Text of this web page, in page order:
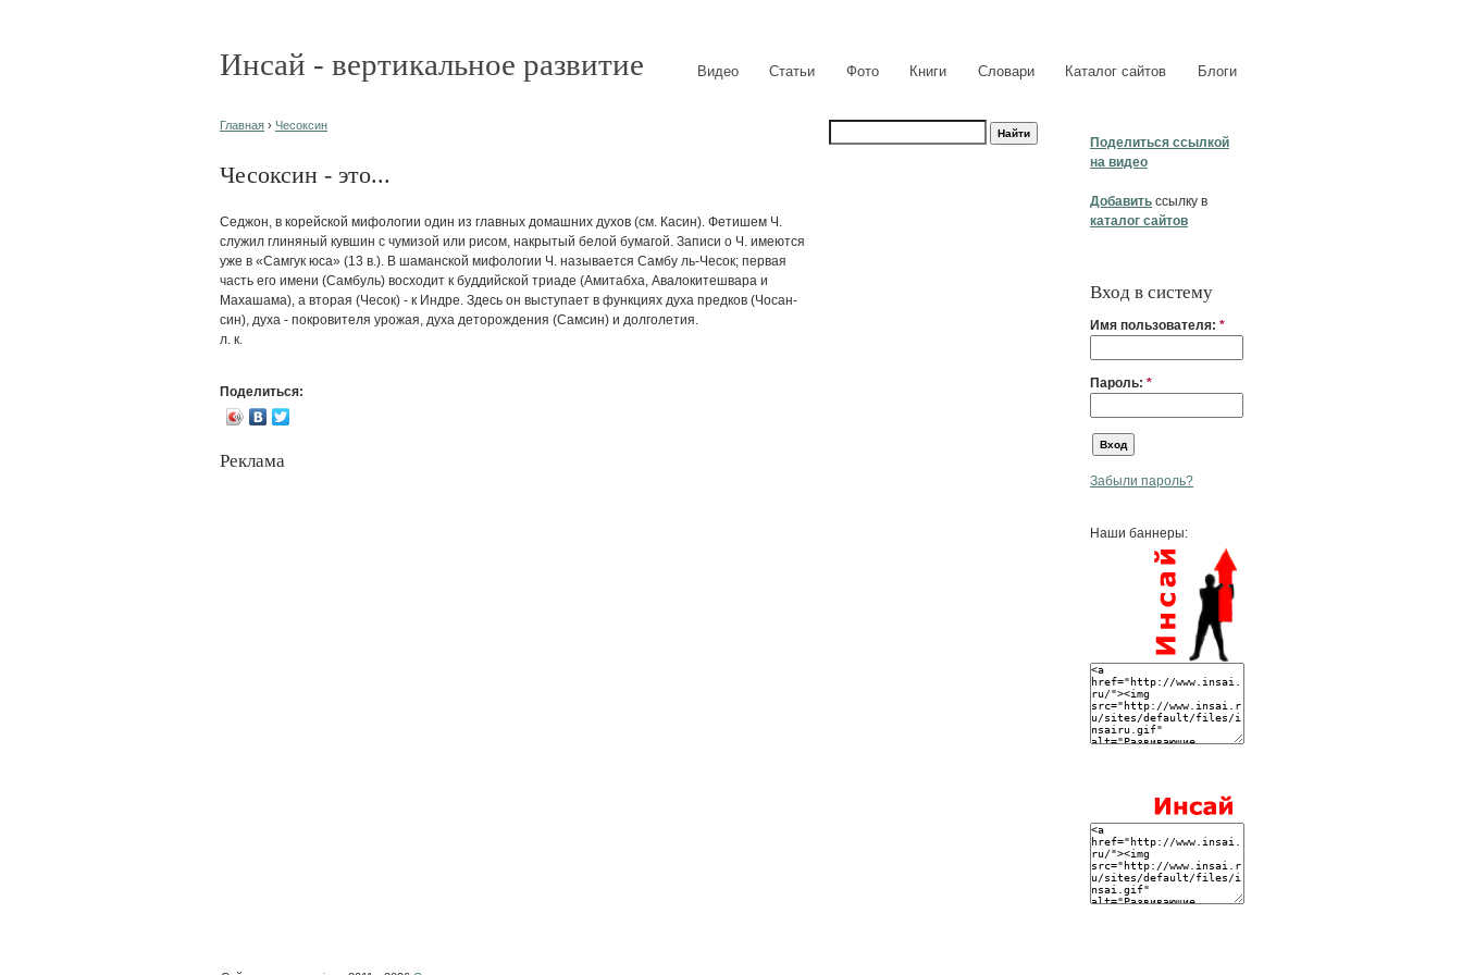
Инсай - вертикальное развитие Видео Статьи Фото Книги Словари Каталог сайтов Блоги
Поделиться ссылкой
на видео
Добавить ссылку в
каталог сайтов
Вход в систему
Имя пользователя: *
Пароль: *
Забыли пароль?
Наши баннеры:
Главная › Чесоксин
Чесоксин - это...
Седжон, в корейской мифологии один из главных домашних духов (см. Касин). Фетишем Ч.
служил глиняный кувшин с чумизой или рисом, накрытый белой бумагой. Записи о Ч. имеются
уже в «Самгук юса» (13 в.). В шаманской мифологии Ч. называется Самбу ль-Чесок; первая
часть его имени (Самбуль) восходит к буддийской триаде (Амитабха, Авалокитешвара и
Махашама), а вторая (Чесок) - к Индре. Здесь он выступает в функциях духа предков (Чосан-
син), духа - покровителя урожая, духа деторождения (Самсин) и долголетия.
л. к.
Поделиться:
Реклама